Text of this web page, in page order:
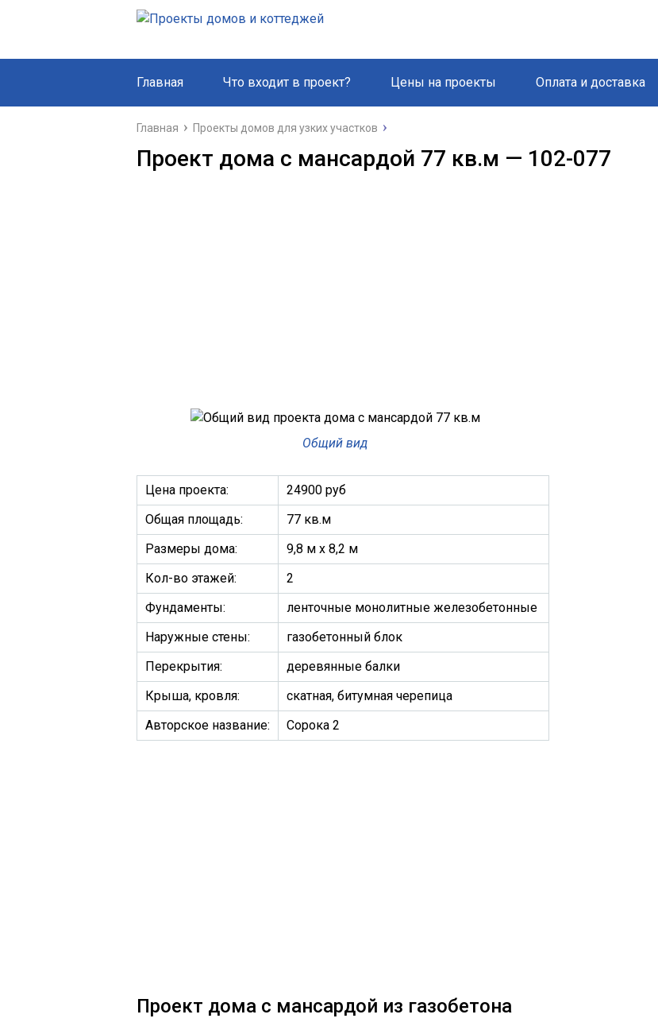
Главная Что входит в проект? Цены на проекты Оплата и доставка
Главная Проекты домов для узких участков
Проект дома с мансардой 77 кв.м — 102-077
Общий вид
Цена проекта:
24900 руб
Общая площадь:
77 кв.м
Размеры дома:
9,8 м х 8,2 м
Кол-во этажей:
2
Фундаменты:
ленточные монолитные железобетонные
Наружные стены:
газобетонный блок
Перекрытия:
деревянные балки
Крыша, кровля:
скатная, битумная черепица
Авторское название:
Сорока 2
Проект дома с мансардой из газобетона